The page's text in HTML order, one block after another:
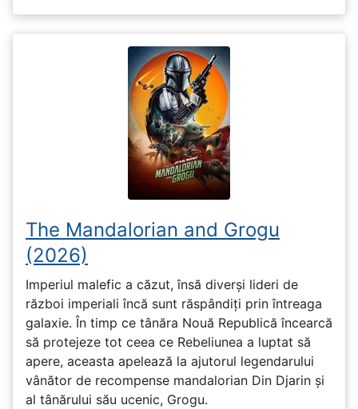
The Mandalorian and Grogu
(2026)
Imperiul malefic a căzut, însă diverși lideri de
război imperiali încă sunt răspândiți prin întreaga
galaxie. În timp ce tânăra Nouă Republică încearcă
să protejeze tot ceea ce Rebeliunea a luptat să
apere, aceasta apelează la ajutorul legendarului
vânător de recompense mandalorian Din Djarin și
al tânărului său ucenic, Grogu.